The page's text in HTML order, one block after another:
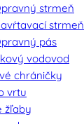
strmeň
strmeň
pás
vodovod
chráničky
vrtu
žľaby